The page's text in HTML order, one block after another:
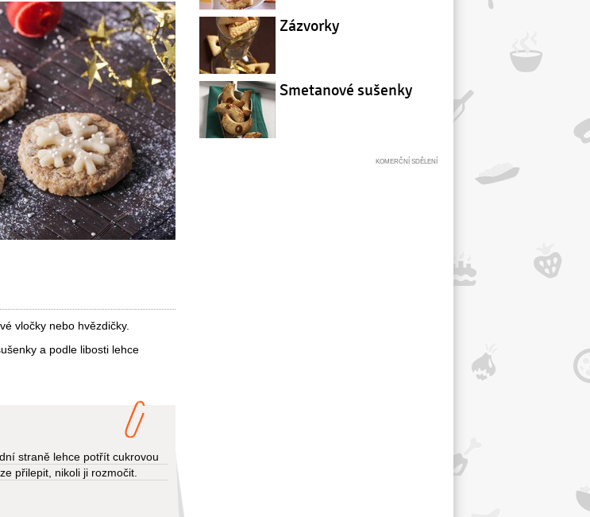
vločky nebo hvězdičky.
a podle libosti lehce
straně lehce potřít cukrovou
přilepit, nikoli ji rozmočit.
Zázvorky
Smetanové sušenky